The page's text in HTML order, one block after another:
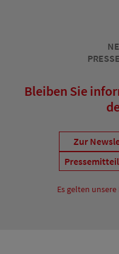
Bleiben Sie
Zur
Es gelten